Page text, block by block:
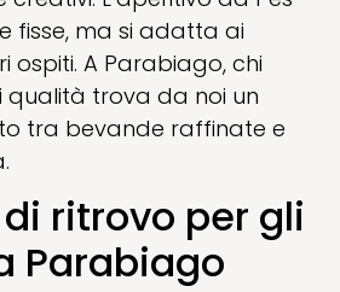
fisse, ma si adatta ai
ospiti. A Parabiago, chi
qualità trova da noi un
tra bevande raffinate e
ritrovo per gli
Parabiago